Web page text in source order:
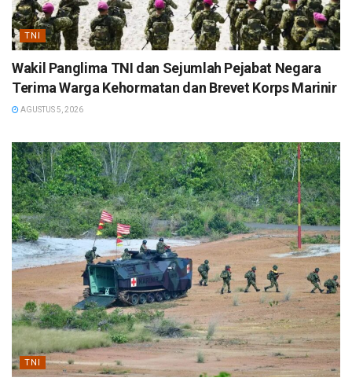
TNI
Wakil Panglima TNI dan Sejumlah Pejabat Negara
Terima Warga Kehormatan dan Brevet Korps Marinir
AGUSTUS 5, 2026
TNI